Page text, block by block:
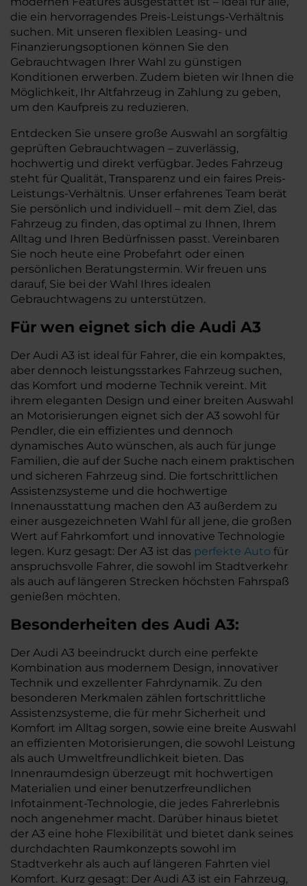
die ein hervorragendes Preis-Leistungs-Verhältnis
suchen. Mit unseren flexiblen Leasing- und
Finanzierungsoptionen können Sie den
Gebrauchtwagen Ihrer Wahl zu günstigen
Konditionen erwerben. Zudem bieten wir Ihnen die
Möglichkeit, Ihr Altfahrzeug in Zahlung zu geben,
um den Kaufpreis zu reduzieren.
Entdecken Sie unsere große Auswahl an sorgfältig
geprüften Gebrauchtwagen – zuverlässig,
hochwertig und direkt verfügbar. Jedes Fahrzeug
steht für Qualität, Transparenz und ein faires Preis-
Leistungs-Verhältnis. Unser erfahrenes Team berät
Sie persönlich und individuell – mit dem Ziel, das
Fahrzeug zu finden, das optimal zu Ihnen, Ihrem
Alltag und Ihren Bedürfnissen passt. Vereinbaren
Sie noch heute eine Probefahrt oder einen
persönlichen Beratungstermin. Wir freuen uns
darauf, Sie bei der Wahl Ihres idealen
Gebrauchtwagens zu unterstützen.
Für wen eignet sich die Audi A3
Der Audi A3 ist ideal für Fahrer, die ein kompaktes,
aber dennoch leistungsstarkes Fahrzeug suchen,
das Komfort und moderne Technik vereint. Mit
ihrem eleganten Design und einer breiten Auswahl
an Motorisierungen eignet sich der A3 sowohl für
Pendler, die ein effizientes und dennoch
dynamisches Auto wünschen, als auch für junge
Familien, die auf der Suche nach einem praktischen
und sicheren Fahrzeug sind. Die fortschrittlichen
Assistenzsysteme und die hochwertige
Innenausstattung machen den A3 außerdem zu
einer ausgezeichneten Wahl für all jene, die großen
Wert auf Fahrkomfort und innovative Technologie
legen. Kurz gesagt: Der A3 ist das perfekte Auto für
anspruchsvolle Fahrer, die sowohl im Stadtverkehr
als auch auf längeren Strecken höchsten Fahrspaß
genießen möchten.
Besonderheiten des Audi A3:
Der Audi A3 beeindruckt durch eine perfekte
Kombination aus modernem Design, innovativer
Technik und exzellenter Fahrdynamik. Zu den
besonderen Merkmalen zählen fortschrittliche
Assistenzsysteme, die für mehr Sicherheit und
Komfort im Alltag sorgen, sowie eine breite Auswahl
an effizienten Motorisierungen, die sowohl Leistung
als auch Umweltfreundlichkeit bieten. Das
Innenraumdesign überzeugt mit hochwertigen
Materialien und einer benutzerfreundlichen
Infotainment-Technologie, die jedes Fahrerlebnis
noch angenehmer macht. Darüber hinaus bietet
der A3 eine hohe Flexibilität und bietet dank seines
durchdachten Raumkonzepts sowohl im
Stadtverkehr als auch auf längeren Fahrten viel
Komfort. Kurz gesagt: Der Audi A3 ist ein Fahrzeug,